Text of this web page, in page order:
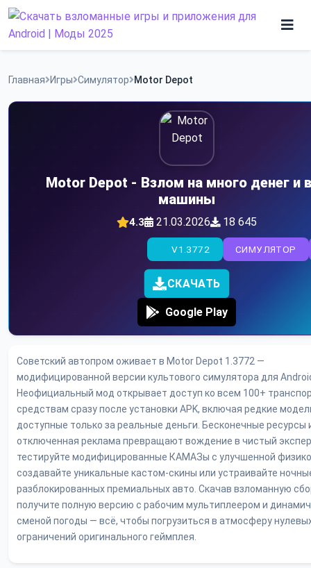
Skip
Программы
Главная Игры Симулятор Motor Depot
Motor Depot - Взлом на много денег и
машины
4.3 21.03.2026 18 645
СИМУЛЯТОР
V1.3772
СКАЧАТЬ
Google Play
Советский автопром оживает в Motor Depot 1.3772 —
модифицированной версии культового симулятора для
Неофициальный мод открывает доступ ко всем 100+
средствам сразу после установки APK, включая редкие
доступные только за реальные деньги. Бесконечные ресурсы
отключенная реклама превращают вождение в чистый
тестируйте модифицированные КАМАЗы с улучшенной
создавайте уникальные кастом-скины или устраивайте
разблокированных премиальных авто. Скачав взломанную
получите полную версию с рабочим мультиплеером и
сменой погоды — всё, чтобы погрузиться в атмосферу
ограничений оригинального геймплея.